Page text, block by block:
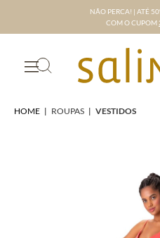
NÃO PERCA! | ATÉ
COM O CUPOM
HOME | ROUPAS | VESTIDOS